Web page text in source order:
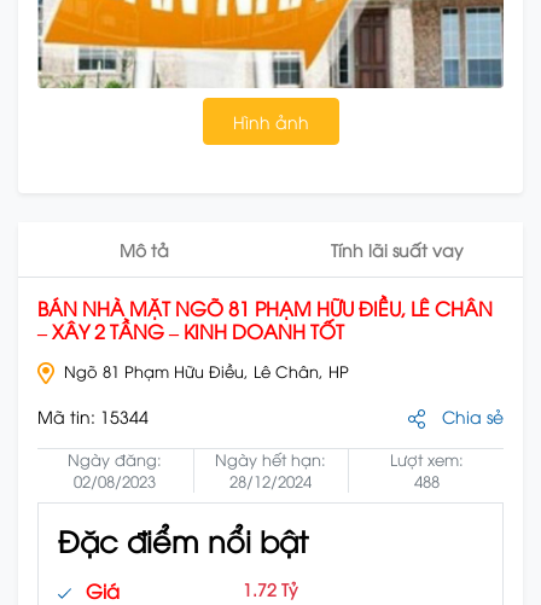
Hình ảnh
Mô tả Tính lãi suất vay
BÁN NHÀ MẶT NGÕ 81 PHẠM HỮU ĐIỀU, LÊ CHÂN
– XÂY 2 TẦNG – KINH DOANH TỐT
Ngõ 81 Phạm Hữu Điều, Lê Chân, HP
Mã tin: 15344 Chia sẻ
Ngày đăng:
02/08/2023
Ngày hết hạn:
28/12/2024
Lượt xem:
488
Đặc điểm nổi bật
Giá 1.72 Tỷ